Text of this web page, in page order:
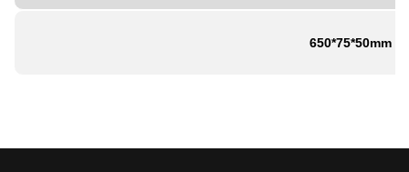
650*75*50mm